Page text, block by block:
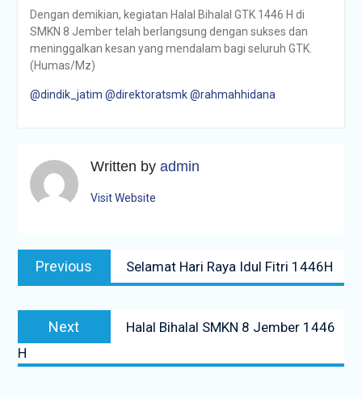
Dengan demikian, kegiatan Halal Bihalal GTK 1446 H di
SMKN 8 Jember telah berlangsung dengan sukses dan
meninggalkan kesan yang mendalam bagi seluruh GTK.
(Humas/Mz)
@dindik_jatim @direktoratsmk @rahmahhidana
Written by admin
Visit Website
Navigasi
posPrevious
post:
Selamat Hari Raya Idul Fitri 1446H
Next
post:
Halal Bihalal SMKN 8 Jember 1446
H